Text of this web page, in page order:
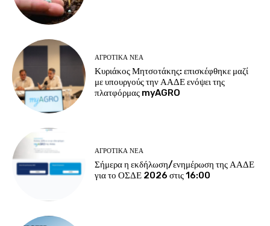
ΑΓΡΟΤΙΚΆ ΝΈΑ
Κυριάκος Μητσοτάκης: επισκέφθηκε μαζί
με υπουργούς την ΑΑΔΕ ενόψει της
πλατφόρμας myAGRO
ΑΓΡΟΤΙΚΆ ΝΈΑ
Σήμερα η εκδήλωση/ενημέρωση της ΑΑΔΕ
για το ΟΣΔΕ 2026 στις 16:00